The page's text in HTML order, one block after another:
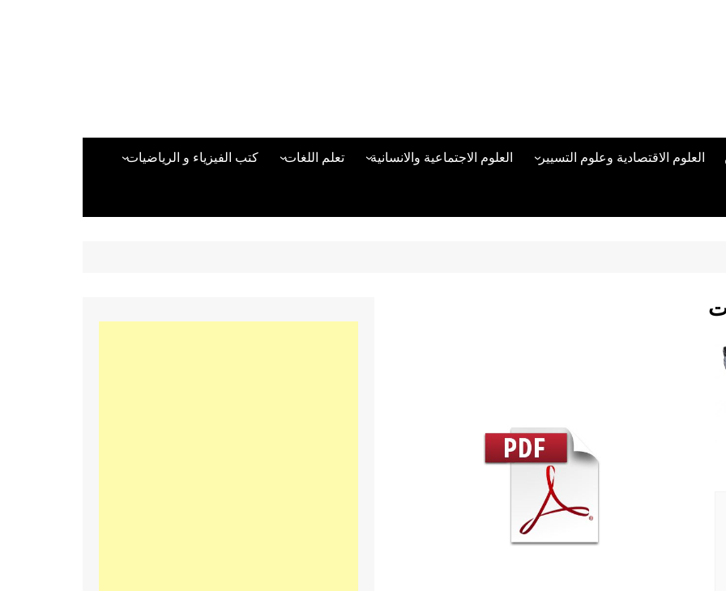
العلوم الاقتصادية وعلوم التسيير
علوم الادارة والموارد البشرية
العلوم الاجتماعية والانسانية
التنمية البشرية وتطوير الذات
تعلم اللغات
تعلم اللغة التركية
كتب الفيزياء و الرياضيات
كتب لغات البرمجة